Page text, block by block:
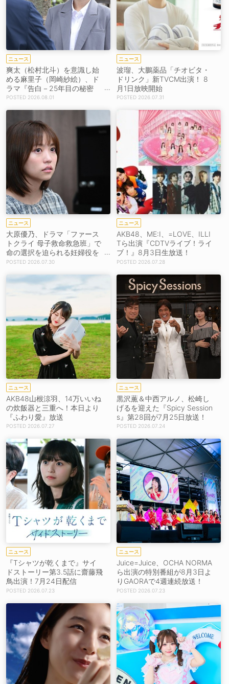
ニュース
爽太（松村北斗）を意識し始
める麻里子（岡崎紗絵）、ド
ラマ『告白－25年目の秘密
－』第4話あらすじ＆新場面
2026.08.01
ニュース
波瑠、大鵬薬品「チオビタ・
ドリンク」新TVCM出演！ 8
月1日放映開始
2026.07.31
ニュース
大原優乃、ドラマ「ファース
トクライ 母子救命救急班」で
命の選択を迫られる妊婦役を
熱演！ 2026.07.30
ニュース
AKB48、ME:I、=LOVE、ILLI
Tら出演『CDTVライブ！ライ
ブ！』8月3日生放送！
2026.07.28
ニュース
AKB48山根涼羽、14万いいね
の炊飯器と三重へ！本日より
『ふわり愛』放送
2026.07.27
ニュース
黒沢薫＆中西アルノ、松崎し
げるを迎えた『Spicy Session
s』第28回が7月25日放送！
2026.07.24
ニュース
『Tシャツが乾くまで』サイ
ドストーリー第3.5話に齋藤飛
鳥出演！7月24日配信
2026.07.23
ニュース
Juice=Juice、OCHA NORMA
ら出演の特別番組が8月3日よ
りGAORAで4週連続放送！
2026.07.23